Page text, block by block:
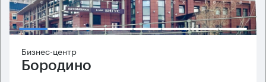
Бизнес-центр
Бородино